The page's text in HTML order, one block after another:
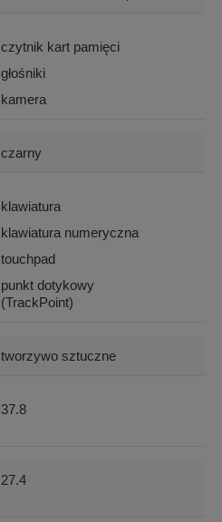
czytnik kart pamięci
głośniki
kamera
czarny
klawiatura
klawiatura numeryczna
touchpad
punkt dotykowy
(TrackPoint)
tworzywo sztuczne
37.8
27.4